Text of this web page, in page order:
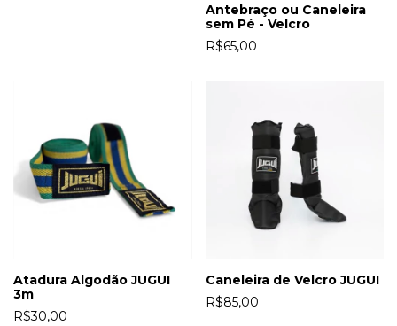
Antebraço ou Caneleira
sem Pé - Velcro
R$65,00
Atadura Algodão JUGUI
3m
R$30,00
Caneleira de Velcro JUGUI
R$85,00